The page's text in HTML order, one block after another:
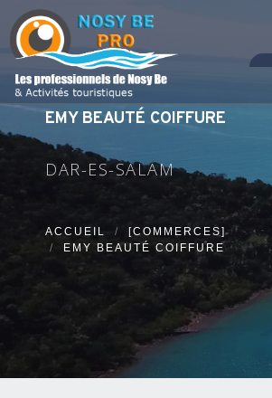
EMY BEAUTÉ COIFFURE
DAR-ES-SALAM
ACCUEIL
[COMMERCES]
EMY BEAUTÉ COIFFURE